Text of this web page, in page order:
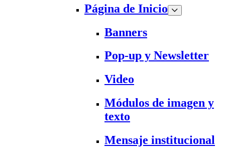
Página de Inicio
Banners
Pop-up y Newsletter
Video
Módulos de imagen y
texto
Mensaje institucional